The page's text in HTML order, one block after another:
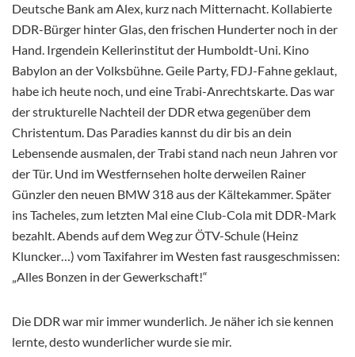
Deutsche Bank am Alex, kurz nach Mitternacht. Kollabierte
DDR-Bürger hinter Glas, den frischen Hunderter noch in der
Hand. Irgendein Kellerinstitut der Humboldt-Uni. Kino
Babylon an der Volksbühne. Geile Party, FDJ-Fahne geklaut,
habe ich heute noch, und eine Trabi-Anrechtskarte. Das war
der strukturelle Nachteil der DDR etwa gegenüber dem
Christentum. Das Paradies kannst du dir bis an dein
Lebensende ausmalen, der Trabi stand nach neun Jahren vor
der Tür. Und im Westfernsehen holte derweilen Rainer
Günzler den neuen BMW 318 aus der Kältekammer. Später
ins Tacheles, zum letzten Mal eine Club-Cola mit DDR-Mark
bezahlt. Abends auf dem Weg zur ÖTV-Schule (Heinz
Kluncker…) vom Taxifahrer im Westen fast rausgeschmissen:
„Alles Bonzen in der Gewerkschaft!“
Die DDR war mir immer wunderlich. Je näher ich sie kennen
lernte, desto wunderlicher wurde sie mir.